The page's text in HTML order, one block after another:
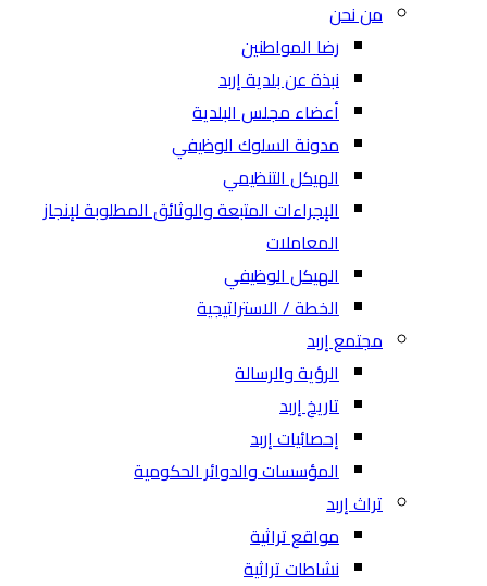
من نحن
رضا المواطنين
نبذة عن بلدية إربد
أعضاء مجلس البلدية
مدونة السلوك الوظيفي
الهيكل التنظيمي
الإجراءات المتبعة والوثائق المطلوبة لإنجاز
المعاملات
الهيكل الوظيفي
الخطة / الاستراتيجية
مجتمع إربد
الرؤية والرسالة
تاريخ إربد
إحصائيات إربد
المؤسسات والدوائر الحكومية
تراث إربد
مواقع تراثية
نشاطات تراثية